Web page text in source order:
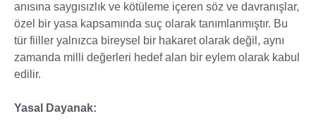
anısına saygısızlık ve kötüleme içeren söz ve davranışlar,
özel bir yasa kapsamında suç olarak tanımlanmıştır. Bu
tür fiiller yalnızca bireysel bir hakaret olarak değil, aynı
zamanda milli değerleri hedef alan bir eylem olarak kabul
edilir.
Yasal Dayanak: